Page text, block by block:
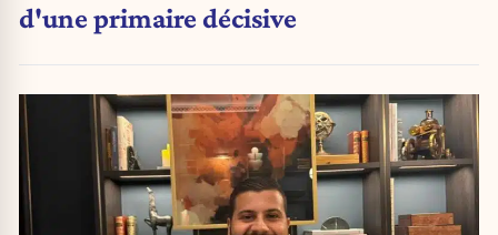
d'une primaire décisive